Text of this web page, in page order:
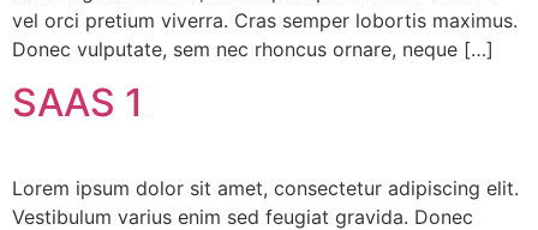
vel orci pretium viverra. Cras semper lobortis maximus.
Donec vulputate, sem nec rhoncus ornare, neque […]
SAAS 1
Lorem ipsum dolor sit amet, consectetur adipiscing elit.
Vestibulum varius enim sed feugiat gravida. Donec